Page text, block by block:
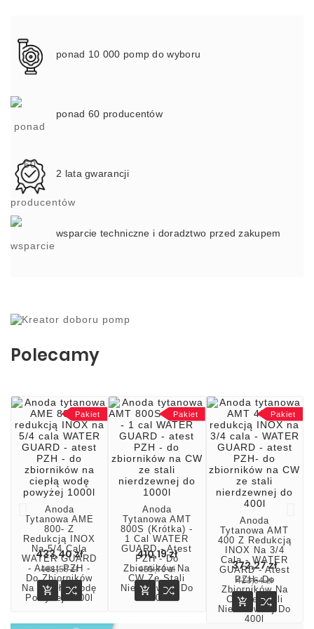
ponad 10 000 pomp do wyboru
ponad 60 producentów
2 lata gwarancji
wsparcie techniczne i doradztwo przed zakupem
Polecamy
Pakiet
Anoda
Tytanowa AME
800- Z
Redukcją INOX
Na 5/4 Cala
WATER GUARD
- Atest PZH -
Do Zbiorników
Na Ciepłą Wodę
Powyżej 1000l
433,40 zł
481,56 zł

Pakiet
Anoda
Tytanowa AMT
800S (krótka) -
1 Cal WATER
GUARD - Atest
PZH - Do
Zbiorników Na
CW Ze Stali
Nierdzewnej Do
1000l
410,19 zł
455,76 zł

Pakiet
Anoda
Tytanowa AMT
400 Z Redukcją
INOX Na 3/4
Cala - WATER
GUARD - Atest
PZH- Do
Zbiorników Na
CW Ze Stali
Nierdzewnej Do
400l
372,27 zł
413,64 zł
